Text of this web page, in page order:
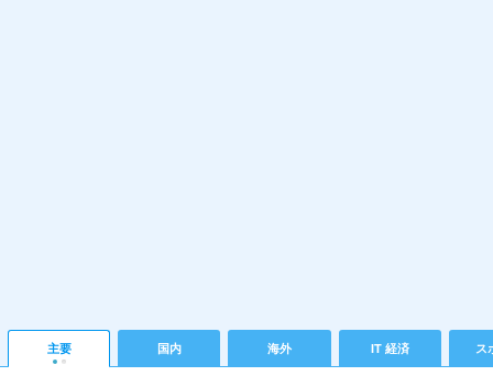
主要 国内 海外 IT 経済 ス